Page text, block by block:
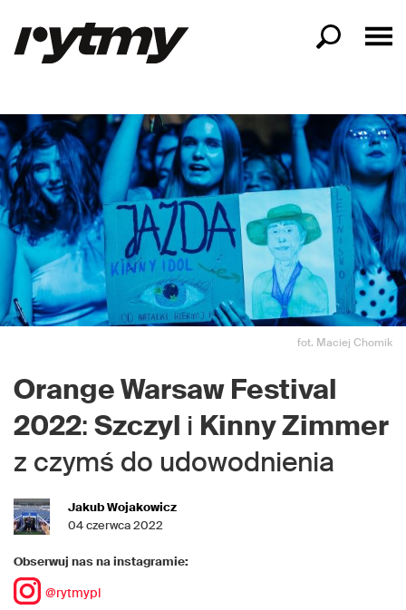
fot. Maciej Chomik
Orange Warsaw Festival
2022: Szczyl i Kinny Zimmer
z czymś do udowodnienia
Jakub Wojakowicz
04 czerwca 2022
Obserwuj nas na instagramie:
@rytmypl